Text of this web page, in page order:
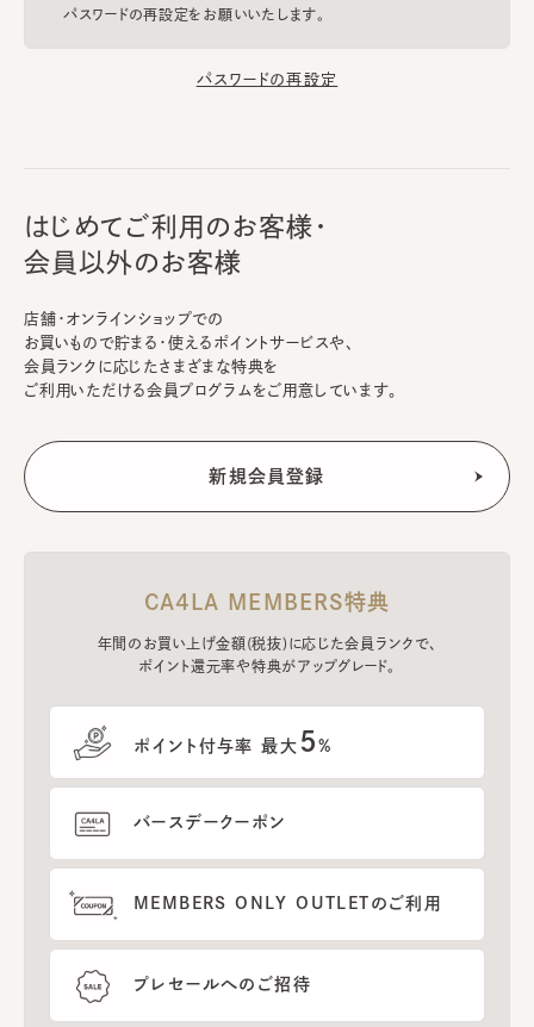
パスワードの再設定をお願いいたします。
パスワードの再設定
はじめてご利用のお客様・
会員以外のお客様
店舗・オンラインショップでの
お買いもので貯まる・使えるポイントサービスや、
会員ランクに応じたさまざまな特典を
ご利用いただける会員プログラムをご用意しています。
CA4LA MEMBERS特典
年間のお買い上げ金額(税抜)に応じた会員ランクで、
ポイント還元率や特典がアップグレード。
ポイント付与率 最大 5%
バースデークーポン
MEMBERS ONLY OUTLETのご利用
プレセールへのご招待